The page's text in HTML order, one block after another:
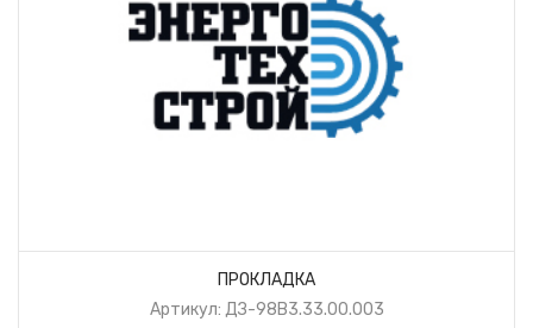
ПРОКЛАДКА
Артикул: ДЗ-98В3.33.00.003